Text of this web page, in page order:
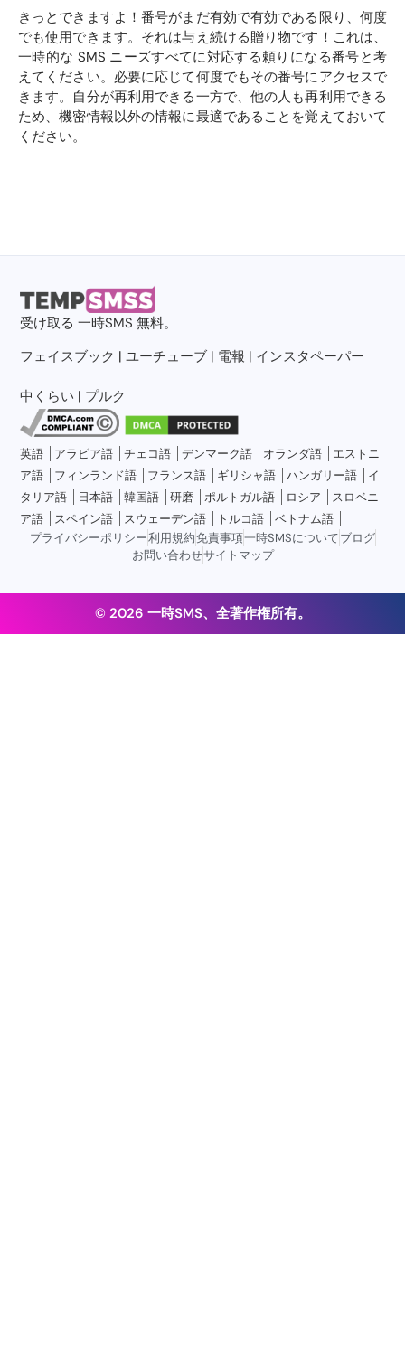
きっとできますよ！番号がまだ有効で有効である限り、何度
でも使用できます。それは与え続ける贈り物です！これは、
一時的な SMS ニーズすべてに対応する頼りになる番号と考
えてください。必要に応じて何度でもその番号にアクセスで
きます。自分が再利用できる一方で、他の人も再利用できる
ため、機密情報以外の情報に最適であることを覚えておいて
ください。
受け取る一時SMS 無料。
フェイスブック |ユーチューブ | 電報 | インスタペーパー
中くらい | プルク
英語 アラビア語 チェコ語 デンマーク語 オランダ語
エストニ
ア語
フィンランド語 フランス語 ギリシャ語 ハンガリー語
イ
タリア語
日本語 韓国語 研磨 ポルトガル語 ロシア
スロベニ
ア語
スペイン語 スウェーデン語 トルコ語
ベトナム語
プライバシーポリシー利用規約免責事項一時SMSについてブログ
お問い合わせサイトマップ
© 2026 一時SMS、全著作権所有。